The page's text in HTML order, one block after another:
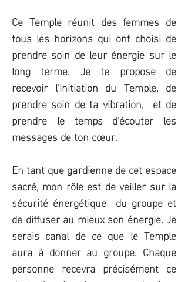
Ce Temple réunit des femmes de
tous les horizons qui ont choisi de
prendre soin de leur énergie sur le
long terme. Je te propose de
recevoir l'initiation du Temple, de
prendre soin de ta vibration, et de
prendre le temps d'écouter les
messages de ton cœur.
En tant que gardienne de cet espace
sacré, mon rôle est de veiller sur la
sécurité énergétique du groupe et
de diffuser au mieux son énergie. Je
serais canal de ce que le Temple
aura à donner au groupe. Chaque
personne recevra précisément ce